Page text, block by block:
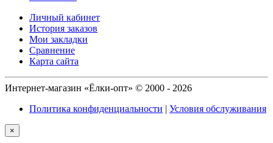
Личный кабинет
История заказов
Мои закладки
Сравнение
Карта сайта
Интернет-магазин «Ёлки-опт» © 2000 - 2026
Политика конфиденциальности | Условия обслуживания
×